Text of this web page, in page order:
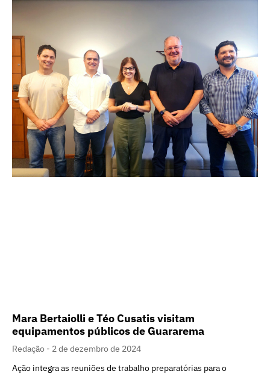
Mara Bertaiolli e Téo Cusatis visitam
equipamentos públicos de Guararema
Redação
2 de dezembro de 2024
Ação integra as reuniões de trabalho preparatórias para o